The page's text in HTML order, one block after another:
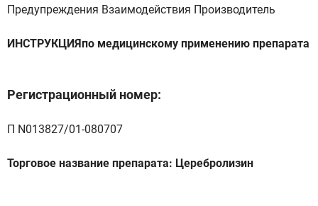
Предупреждения Взаимодействия Производитель
ИНСТРУКЦИЯпо медицинскому применению препарата
Регистрационный номер:
П N013827/01-080707
Торговое название препарата: Церебролизин